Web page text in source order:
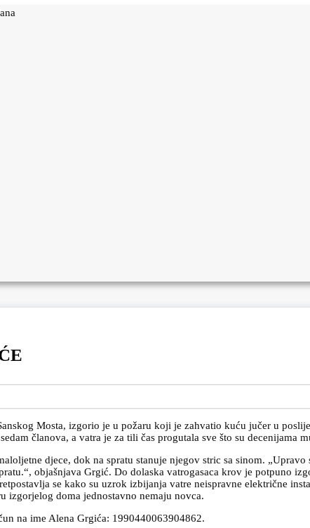
Mosta, izgorio je u požaru koji je zahvatio kuću jučer u
članova, a vatra je za tili čas progutala sve što su decenijama
djece, dok na spratu stanuje njegov stric sa sinom.
objašnjava Grgić. Do dolaska vatrogasaca krov je potpuno
se kako su uzrok izbijanja vatre neispravne električne
izgorjelog doma jednostavno nemaju novca.
na ime Alena Grgića: 1990440063904862.